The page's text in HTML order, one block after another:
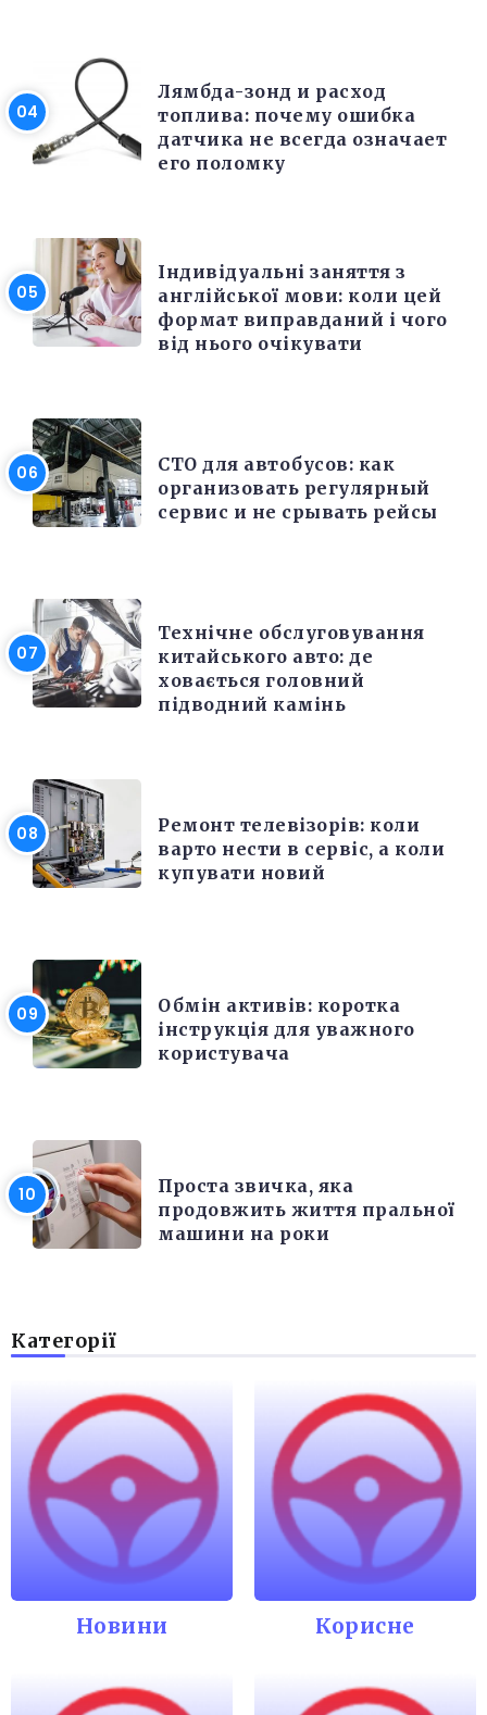
Лямбда-зонд и расход
топлива: почему ошибка
датчика не всегда означает
его поломку
Індивідуальні заняття з
англійської мови: коли цей
формат виправданий і чого
від нього очікувати
СТО для автобусов: как
организовать регулярный
сервис и не срывать рейсы
Технічне обслуговування
китайського авто: де
ховається головний
підводний камінь
Ремонт телевізорів: коли
варто нести в сервіс, а коли
купувати новий
Обмін активів: коротка
інструкція для уважного
користувача
Проста звичка, яка
продовжить життя пральної
машини на роки
Категорії
Новини Корисне